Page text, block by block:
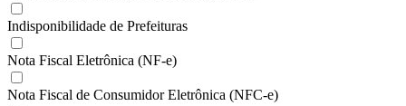
Indisponibilidade de Prefeituras
Nota Fiscal Eletrônica (NF-e)
Nota Fiscal de Consumidor Eletrônica (NFC-e)